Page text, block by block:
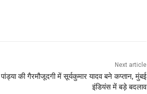
Next article
पांड्या की गैरमौजूदगी में सूर्यकुमार यादव बने कप्तान, मुंबई
इंडियंस में बड़े बदलाव